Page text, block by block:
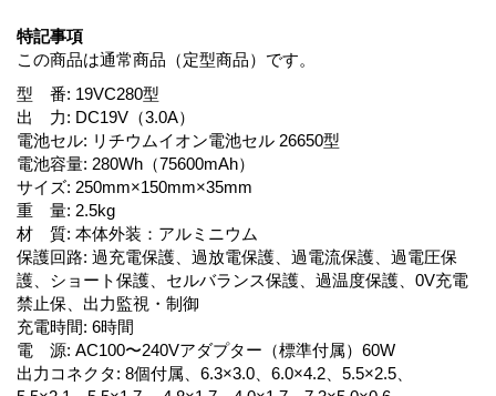
特記事項
この商品は通常商品（定型商品）です。
型 番: 19VC280型
出 力: DC19V（3.0A）
電池セル: リチウムイオン電池セル 26650型
電池容量: 280Wh（75600mAh）
サイズ: 250mm×150mm×35mm
重 量: 2.5kg
材 質: 本体外装：アルミニウム
保護回路: 過充電保護、過放電保護、過電流保護、過電圧保
護、ショート保護、セルバランス保護、過温度保護、0V充電
禁止保、出力監視・制御
充電時間: 6時間
電 源: AC100〜240Vアダプター（標準付属）60W
出力コネクタ: 8個付属、6.3×3.0、6.0×4.2、5.5×2.5、